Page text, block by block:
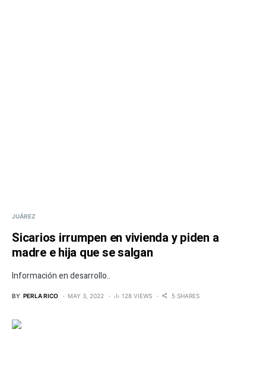
JUÁREZ
Sicarios irrumpen en vivienda y piden a
madre e hija que se salgan
Información en desarrollo..
BY PERLA RICO MAY 3, 2022 128 VIEWS 5 SHARES